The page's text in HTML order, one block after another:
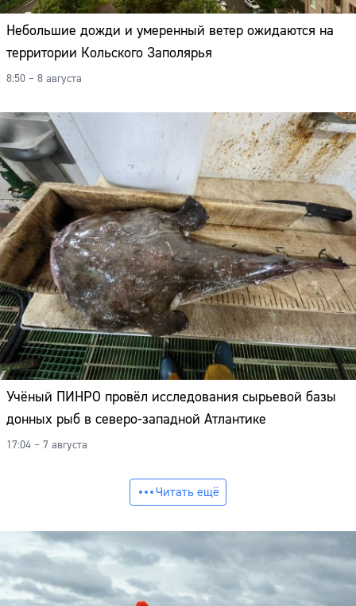
Небольшие дожди и умеренный ветер ожидаются на
территории Кольского Заполярья
8:50 – 8 августа
Учёный ПИНРО провёл исследования сырьевой базы
донных рыб в северо-западной Атлантике
17:04 – 7 августа
Читать ещё